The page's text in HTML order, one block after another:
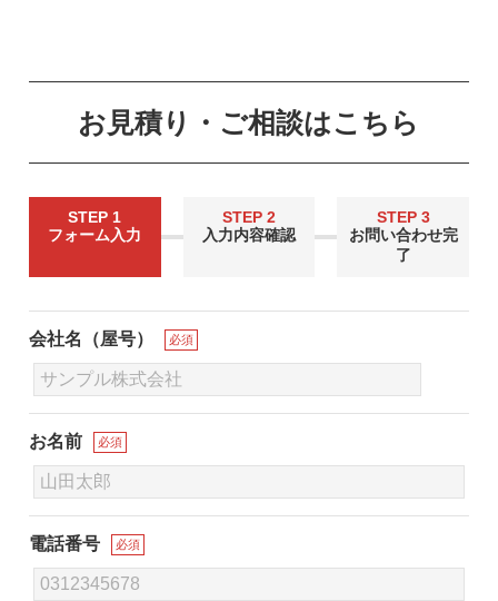
お見積り・ご相談はこちら
STEP 1
フォーム入力
STEP 2
入力内容確認
STEP 3
お問い合わせ完
了
会社名（屋号） 必須
お名前 必須
電話番号 必須